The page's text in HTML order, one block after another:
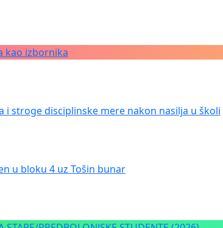
kao izbornika
i stroge disciplinske mere nakon nasilja u školi
u bloku 4 uz Tošin bunar